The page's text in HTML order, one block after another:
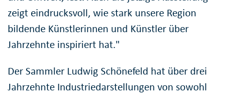
zeigt eindrucksvoll, wie stark unsere Region
bildende Künstlerinnen und Künstler über
Jahrzehnte inspiriert hat."
Der Sammler Ludwig Schönefeld hat über drei
Jahrzehnte Industriedarstellungen von sowohl